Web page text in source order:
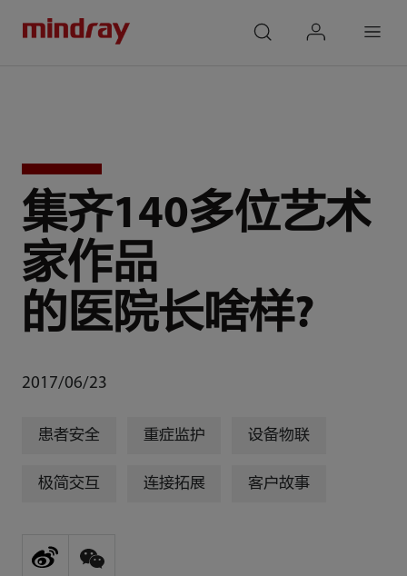
集齐140多位艺术
家作品
的医院长啥样?
2017/06/23
患者安全 重症监护 设备物联
极简交互 连接拓展 客户故事